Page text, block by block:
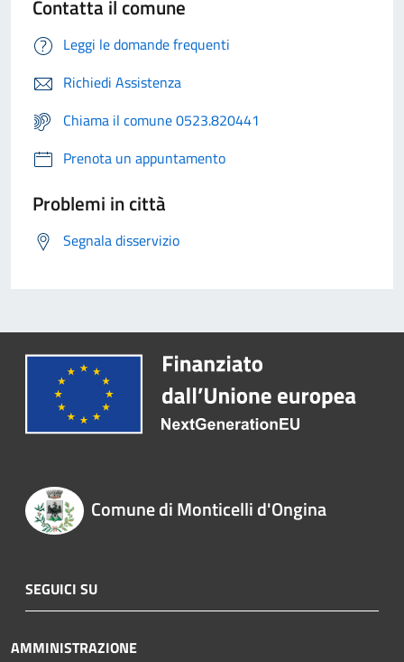
Contatta il comune
Leggi le domande frequenti
Richiedi Assistenza
Chiama il comune 0523.820441
Prenota un appuntamento
Problemi in città
Segnala disservizio
Comune di Monticelli d'Ongina
SEGUICI SU
AMMINISTRAZIONE